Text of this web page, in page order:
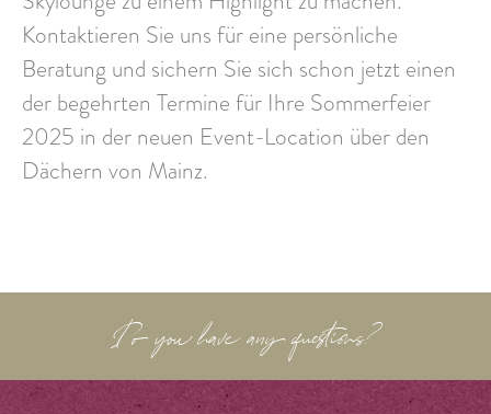
Kontaktieren Sie uns für eine persönliche
Beratung und sichern Sie sich schon jetzt einen
der begehrten Termine für Ihre Sommerfeier
2025 in der neuen Event-Location über den
Dächern von Mainz.
Do you have any questions?